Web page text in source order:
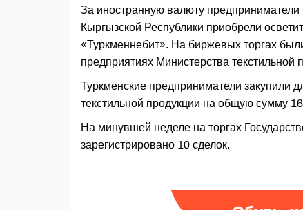
За иностранную валюту
Кыргызской Республики приобрели
«Туркменнебит». На биржевых торгах
предприятиях Министерства
Туркменские предприниматели закупили
текстильной продукции на общую сумму
На минувшей неделе на торгах
зарегистрировано 10 сделок.